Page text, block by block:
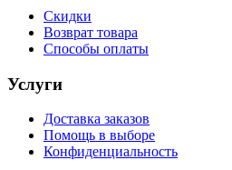
Скидки
Возврат товара
Способы оплаты
Услуги
Доставка заказов
Помощь в выборе
Конфиденциальность